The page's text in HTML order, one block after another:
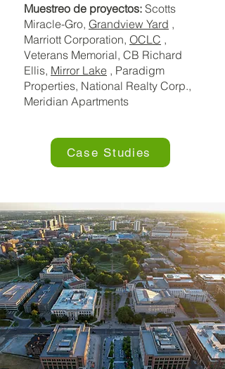
Muestreo de proyectos: Scotts
Miracle-Gro, Grandview Yard ,
Marriott Corporation, OCLC ,
Veterans Memorial, CB Richard
Ellis, Mirror Lake , Paradigm
Properties, National Realty Corp.,
Meridian Apartments
Case Studies